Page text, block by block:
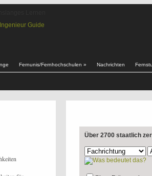
Fernunis/Fernhochschulen » Nachrichten
Über 2700 staatlich